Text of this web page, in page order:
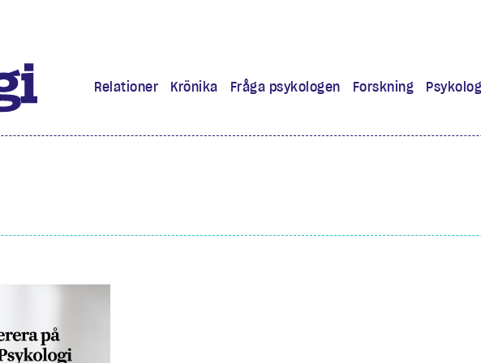
Relationer Krönika Fråga psykologen Forskning
Prenumerera
Klassiska experiment